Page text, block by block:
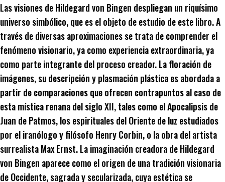
Las visiones de Hildegard von Bingen despliegan un riquísimo
universo simbólico, que es el objeto de estudio de este libro. A
través de diversas aproximaciones se trata de comprender el
fenómeno visionario, ya como experiencia extraordinaria, ya
como parte integrante del proceso creador. La floración de
imágenes, su descripción y plasmación plástica es abordada a
partir de comparaciones que ofrecen contrapuntos al caso de
esta mística renana del siglo XII, tales como el Apocalipsis de
Juan de Patmos, los espirituales del Oriente de luz estudiados
por el iranólogo y filósofo Henry Corbin, o la obra del artista
surrealista Max Ernst. La imaginación creadora de Hildegard
von Bingen aparece como el origen de una tradición visionaria
de Occidente, sagrada y secularizada, cuya estética se